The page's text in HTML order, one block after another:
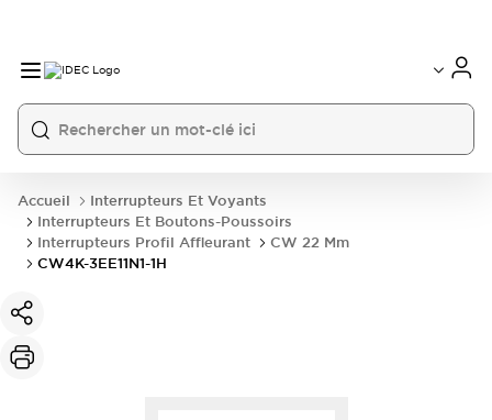
Accueil
Interrupteurs Et Voyants
Interrupteurs Et Boutons-Poussoirs
Interrupteurs Profil Affleurant
CW 22 Mm
CW4K-3EE11N1-1H